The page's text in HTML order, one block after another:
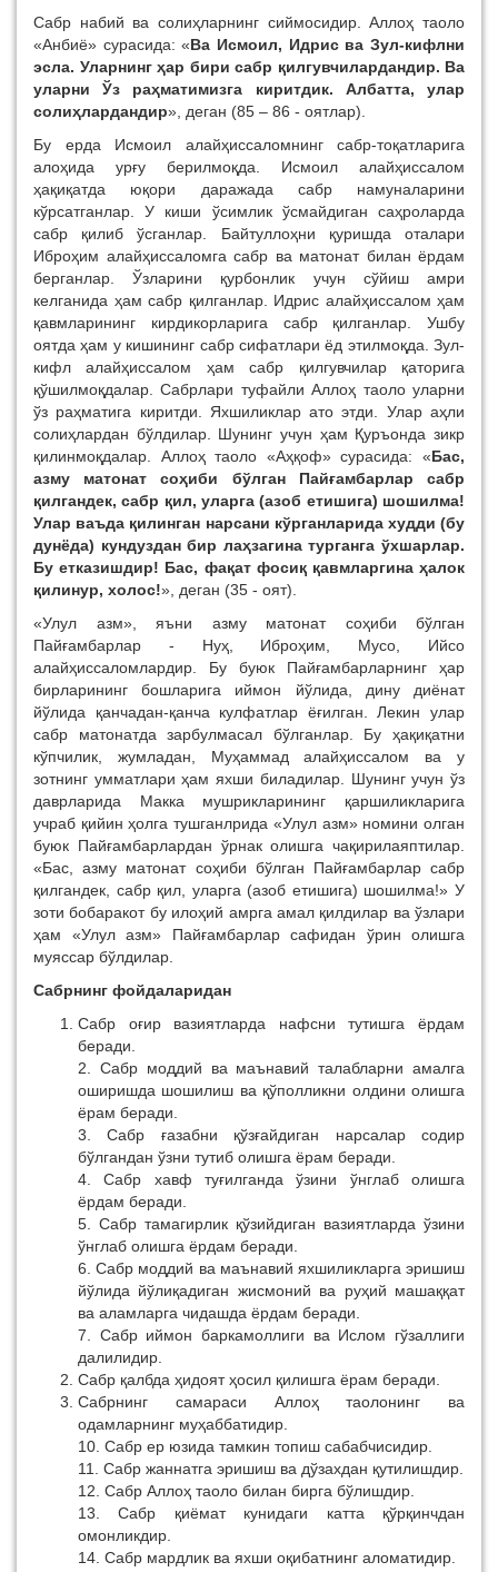
Сабр набий ва солиҳларнинг сиймосидир.Аллоҳ таоло
«Анбиё» сурасида: «Ва Исмоил, Идрис ва Зул-кифлни
эсла. Уларнинг ҳар бири сабр қилгувчилардандир. Ва
уларни Ўз раҳматимизга киритдик. Албатта, улар
солиҳлардандир», деган (85 – 86 - оятлар).
Бу ерда Исмоил алайҳиссаломнинг сабр-тоқатларига
алоҳида урғу берилмоқда. Исмоил алайҳиссалом
ҳақиқатда юқори даражада сабр намуналарини
кўрсатганлар. У киши ўсимлик ўсмайдиган саҳроларда
сабр қилиб ўсганлар. Байтуллоҳни қуришда оталари
Иброҳим алайҳиссаломга сабр ва матонат билан ёрдам
берганлар. Ўзларини қурбонлик учун сўйиш амри
келганида ҳам сабр қилганлар. Идрис алайҳиссалом ҳам
қавмларининг кирдикорларига сабр қилганлар. Ушбу
оятда ҳам у кишининг сабр сифатлари ёд этилмоқда. Зул-
кифл алайҳиссалом ҳам сабр қилгувчилар қаторига
қўшилмоқдалар. Сабрлари туфайли Аллоҳ таоло уларни
ўз раҳматига киритди. Яхшиликлар ато этди. Улар аҳли
солиҳлардан бўлдилар. Шунинг учун ҳам Қуръонда зикр
қилинмоқдалар. Аллоҳ таоло «Аҳқоф» сурасида: «Бас,
азму матонат соҳиби бўлган Пайғамбарлар сабр
қилгандек, сабр қил, уларга (азоб етишига) шошилма!
Улар ваъда қилинган нарсани кўрганларида худди (бу
дунёда) кундуздан бир лаҳзагина турганга ўхшарлар.
Бу етказишдир! Бас, фақат фосиқ қавмларгина ҳалок
қилинур, холос!», деган (35 - оят).
«Улул азм», яъни азму матонат соҳиби бўлган
Пайғамбарлар - Нуҳ, Иброҳим, Мусо, Ийсо
алайҳиссаломлардир. Бу буюк Пайғамбарларнинг ҳар
бирларининг бошларига иймон йўлида, дину диёнат
йўлида қанчадан-қанча кулфатлар ёғилган. Лекин улар
сабр матонатда зарбулмасал бўлганлар. Бу ҳақиқатни
кўпчилик, жумладан, Муҳаммад алайҳиссалом ва у
зотнинг умматлари ҳам яхши биладилар. Шунинг учун ўз
даврларида Макка мушрикларининг қаршиликларига
учраб қийин ҳолга тушганлрида «Улул азм» номини олган
буюк Пайғамбарлардан ўрнак олишга чақирилаяптилар.
«Бас, азму матонат соҳиби бўлган Пайғамбарлар сабр
қилгандек, сабр қил, уларга (азоб етишига) шошилма!» У
зоти бобаракот бу илоҳий амрга амал қилдилар ва ўзлари
ҳам «Улул азм» Пайғамбарлар сафидан ўрин олишга
муяссар бўлдилар.
Сабрнинг фойдаларидан
Сабр оғир вазиятларда нафсни тутишга ёрдам
беради.
2. Сабр моддий ва маънавий талабларни амалга
оширишда шошилиш ва қўполликни олдини олишга
ёрам беради.
3. Сабр ғазабни қўзғайдиган нарсалар содир
бўлгандан ўзни тутиб олишга ёрам беради.
4. Сабр хавф туғилганда ўзини ўнглаб олишга
ёрдам беради.
5. Сабр тамагирлик қўзийдиган вазиятларда ўзини
ўнглаб олишга ёрдам беради.
6. Сабр моддий ва маънавий яхшиликларга эришиш
йўлида йўлиқадиган жисмоний ва руҳий машаққат
ва аламларга чидашда ёрдам беради.
7. Сабр иймон баркамоллиги ва Ислом гўзаллиги
далилидир.
Сабр қалбда ҳидоят ҳосил қилишга ёрам беради.
Сабрнинг самараси Аллоҳ таолонинг ва
одамларнинг муҳаббатидир.
10. Сабр ер юзида тамкин топиш сабабчисидир.
11. Сабр жаннатга эришиш ва дўзахдан қутилишдир.
12. Сабр Аллоҳ таоло билан бирга бўлишдир.
13. Сабр қиёмат кунидаги катта қўрқинчдан
омонликдир.
14. Сабр мардлик ва яхши оқибатнинг аломатидир.